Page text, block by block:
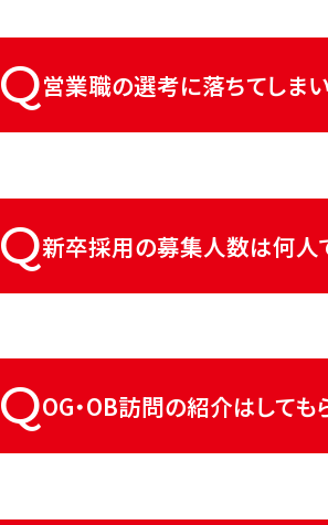
はい。インターンシップの参加・
Q営業職の選考に落ちてしま
異なるコースの本選考への再応
Q新卒採用の募集人数は何人
４０～５０名程度を予定しており
QOG・OB訪問の紹介はしても
当社としてOG・OB社員の紹介